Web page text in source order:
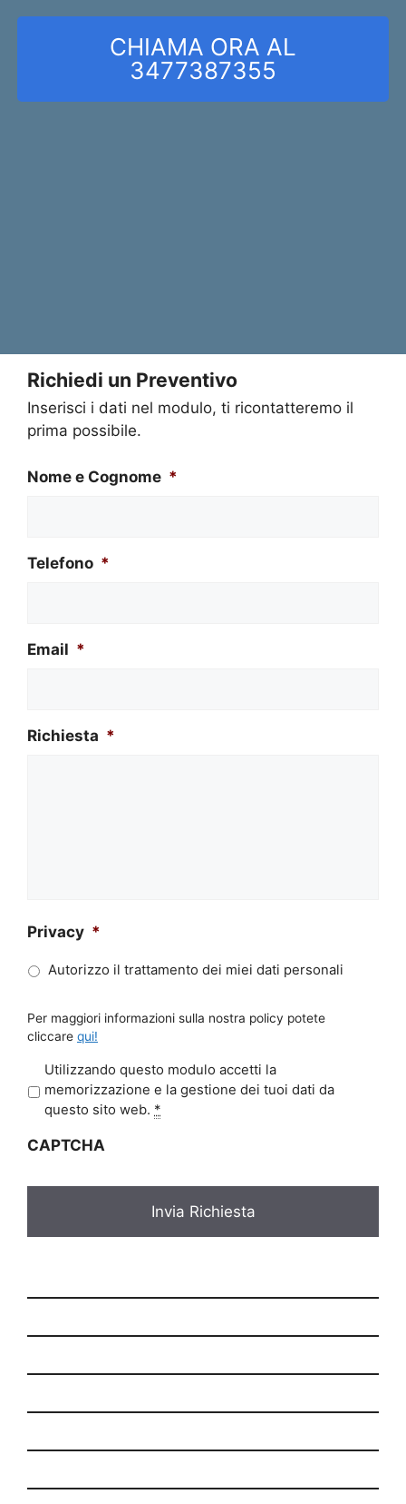
CHIAMA ORA AL
3477387355
Richiedi un Preventivo
Inserisci i dati nel modulo, ti ricontatteremo il
prima possibile.
Nome e Cognome *
Telefono *
Email *
Richiesta *
Privacy *
Autorizzo il trattamento dei miei dati personali
Per maggiori informazioni sulla nostra policy potete
cliccare qui!
r
a
y
Utilizzando questo modulo accetti la
memorizzazione e la gestione dei tuoi dati da
questo sito web. *
CAPTCHA